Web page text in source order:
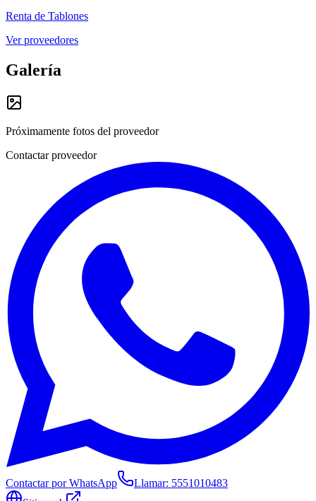
Renta de Tablones
Ver proveedores
Galería
Próximamente fotos del proveedor
Contactar proveedor
Contactar por WhatsApp Llamar: 5551010483